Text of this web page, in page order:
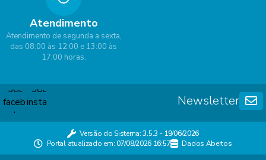
Atendimento
Atendimento de segunda a sexta,
das 08:00 às 12:00 e 13:00 às
17:00 horas.
Newsletter
Versão do Sistema:3.5.3 - 19/06/2026
Portal atualizado em:07/08/2026 16:57 Dados Abertos